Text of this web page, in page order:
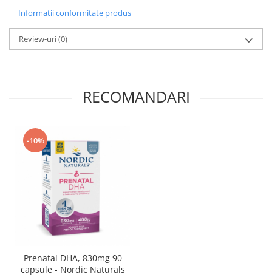
Informatii conformitate produs
Review-uri(0)
RECOMANDARI
-10%
Prenatal DHA, 830mg 90
capsule - Nordic Naturals